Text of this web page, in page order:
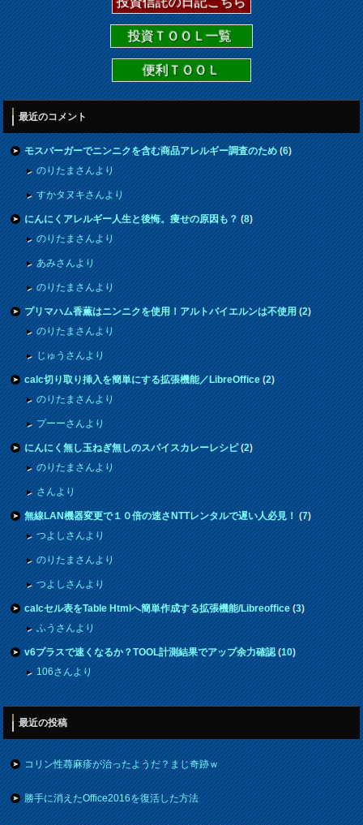
投資ＴＯＯＬ一覧
便利ＴＯＯＬ
最近のコメント
モスバーガーでニンニクを含む商品アレルギー調査のため(6)
のりたまさんより
すかタヌキさんより
にんにくアレルギー人生と後悔。痩せの原因も？(8)
のりたまさんより
あみさんより
のりたまさんより
プリマハム香薫はニンニクを使用！アルトバイエルンは不使用(2)
のりたまさんより
じゅうさんより
calc切り取り挿入を簡単にする拡張機能／LibreOffice(2)
のりたまさんより
プーーさんより
にんにく無し玉ねぎ無しのスパイスカレーレシピ(2)
のりたまさんより
さんより
無線LAN機器変更で１０倍の速さNTTレンタルで遅い人必見！(7)
つよしさんより
のりたまさんより
つよしさんより
calcセル表をTable Htmlへ簡単作成する拡張機能/Libreoffice(3)
ふうさんより
v6プラスで速くなるか？TOOL計測結果でアップ余力確認(10)
106さんより
最近の投稿
コリン性蕁麻疹が治ったようだ？まじ奇跡ｗ
勝手に消えたOffice2016を復活した方法